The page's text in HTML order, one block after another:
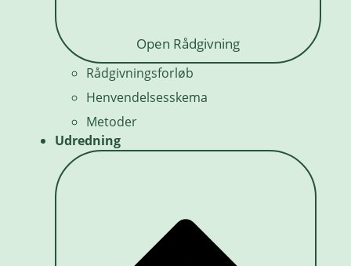
Open Rådgivning
Rådgivningsforløb
Henvendelsesskema
Metoder
Udredning